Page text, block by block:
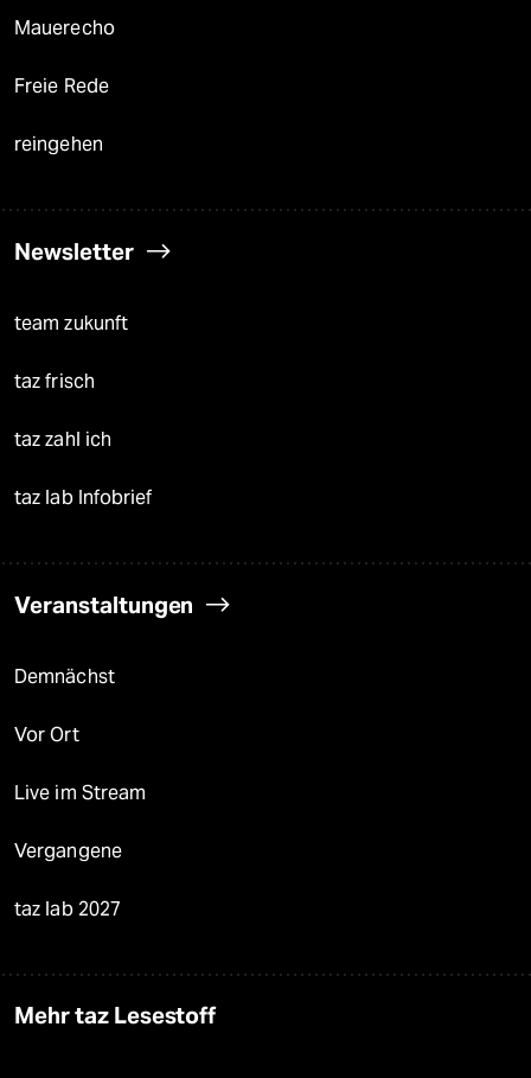
Mauerecho
Freie Rede
reingehen
Newsletter
team zukunft
taz frisch
taz zahl ich
taz lab Infobrief
Veranstaltungen
Demnächst
Vor Ort
Live im Stream
Vergangene
taz lab 2027
Mehr taz Lesestoff